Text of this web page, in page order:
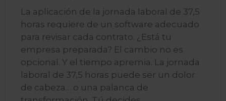
La aplicación de la jornada laboral de 37,5
horas requiere de un software adecuado
para revisar cada contrato. ¿Está tu
empresa preparada? El cambio no es
opcional. Y el tiempo apremia. La jornada
laboral de 37,5 horas puede ser un dolor
de cabeza… o una palanca de